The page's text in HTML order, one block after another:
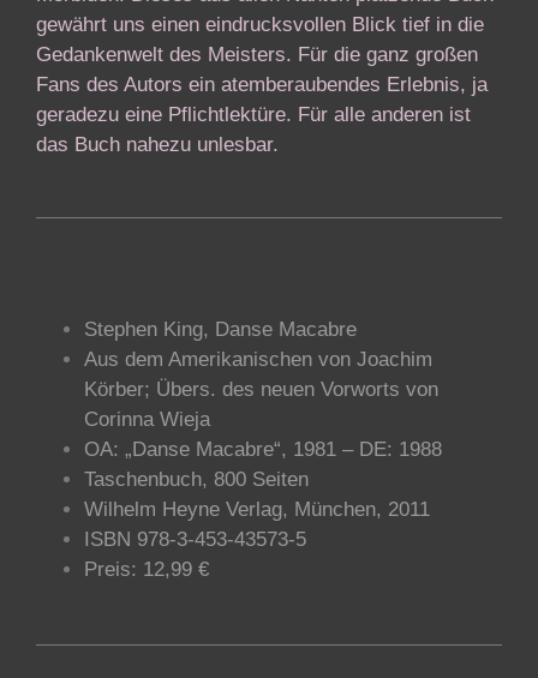
gewährt uns einen eindrucksvollen Blick tief in die
Gedankenwelt des Meisters. Für die ganz großen
Fans des Autors ein atemberaubendes Erlebnis, ja
geradezu eine Pflichtlektüre. Für alle anderen ist
das Buch nahezu unlesbar.
Stephen King, Danse Macabre
Aus dem Amerikanischen von Joachim
Körber; Übers. des neuen Vorworts von
Corinna Wieja
OA: „Danse Macabre“, 1981 – DE: 1988
Taschenbuch, 800 Seiten
Wilhelm Heyne Verlag, München, 2011
ISBN 978-3-453-43573-5
Preis: 12,99 €